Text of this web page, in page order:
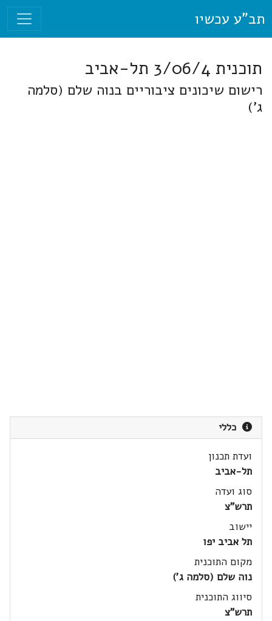
תב"ע עכשיו
תוכנית 3/06/4 תל-אביב
רישום שיכונים ציבוריים בנוה שלם (סלמה
ג')
כללי
ועדת תכנון
תל-אביב
סוג ועדה
תרש"צ
יישוב
תל אביב יפו
מקום התוכנית
נוה שלם (סלמה ג')
סיווג התוכנית
תרש"צ